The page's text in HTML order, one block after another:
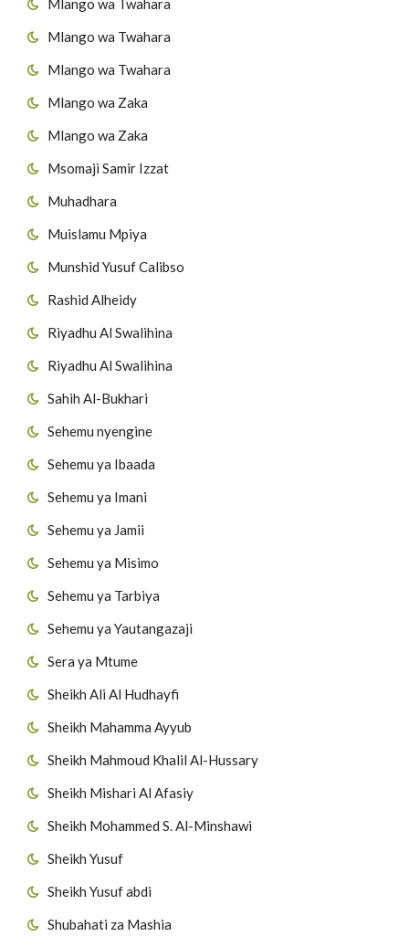
Mlango wa Twahara
Mlango wa Twahara
Mlango wa Twahara
Mlango wa Zaka
Mlango wa Zaka
Msomaji Samir Izzat
Muhadhara
Muislamu Mpiya
Munshid Yusuf Calibso
Rashid Alheidy
Riyadhu Al Swalihina
Riyadhu Al Swalihina
Sahih Al-Bukhari
Sehemu nyengine
Sehemu ya Ibaada
Sehemu ya Imani
Sehemu ya Jamii
Sehemu ya Misimo
Sehemu ya Tarbiya
Sehemu ya Yautangazaji
Sera ya Mtume
Sheikh Ali Al Hudhayfi
Sheikh Mahamma Ayyub
Sheikh Mahmoud Khalil Al-Hussary
Sheikh Mishari Al Afasiy
Sheikh Mohammed S. Al-Minshawi
Sheikh Yusuf
Sheikh Yusuf abdi
Shubahati za Mashia